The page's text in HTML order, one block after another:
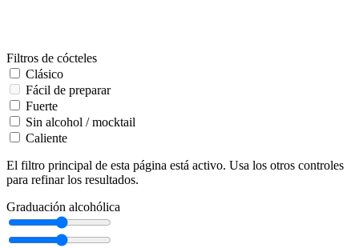
Filtros de cócteles
Clásico
Fácil de preparar
Fuerte
Sin alcohol / mocktail
Caliente
El filtro principal de esta página está activo. Usa los otros controles
para refinar los resultados.
Graduación alcohólica